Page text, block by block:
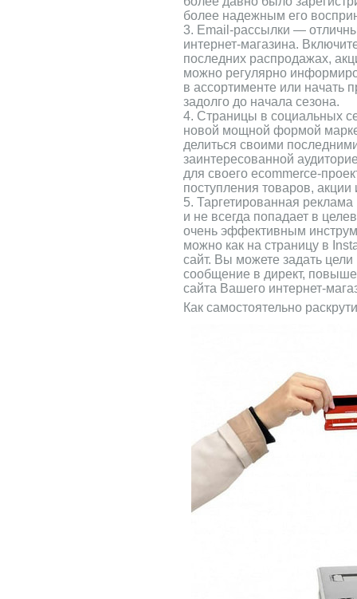
более надежным его
3. Email-рассылки —
интернет-магазина.
последних распродажах,
можно регулярно
в ассортименте или начать
задолго до начала сезона.
4. Страницы в социальных
новой мощной формой
делиться своими
заинтересованной
для своего ecommerce-
поступления товаров, акции
5. Таргетированная
и не всегда попадает в
очень эффективным
можно как на страницу в
сайт. Вы можете задать
сообщение в директ,
сайта Вашего интернет-
Как самостоятельно